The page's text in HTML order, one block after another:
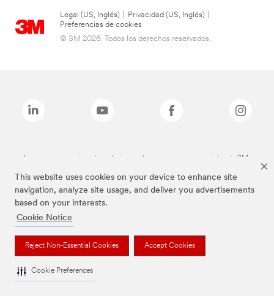
This website uses cookies on your device to enhance site
navigation, analyze site usage, and deliver you advertisements
based on your interests.
Cookie Notice
Reject Non-Essential Cookies Accept Cookies
Cookie Preferences
Legal (US, Inglés) Privacidad (US, Inglés)
Preferencias de cookies
© 3M 2026. Todos los derechos reservados..
Las marcas mencionadas anteriormente son marcas comerciales de 3M.